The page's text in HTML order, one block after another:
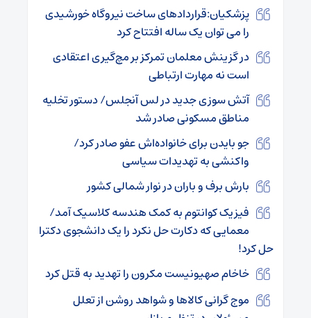
پزشکیان:قراردادهای ساخت نیروگاه‌ خورشیدی
را می توان یک ساله افتتاح کرد
در گزینش معلمان تمرکز بر مچ‌گیری اعتقادی
است نه مهارت ارتباطی
آتش سوزی جدید در لس آنجلس/ دستور تخلیه
مناطق مسکونی صادر شد
جو بایدن برای خانواده‌اش عفو صادر کرد/
واکنشی به تهدیدات سیاسی
بارش برف و باران در نوار شمالی کشور
فیزیک کوانتوم به کمک هندسه کلاسیک آمد/
معمایی که دکارت حل نکرد را یک دانشجوی دکترا
حل کرد!
خاخام صهیونیست مکرون را تهدید به قتل کرد
موج گرانی کالاها و شواهد روشن از تعلل